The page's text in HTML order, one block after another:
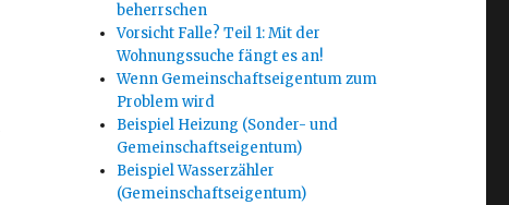
beherrschen
Vorsicht Falle? Teil 1: Mit der
Wohnungssuche fängt es an!
Wenn Gemeinschaftseigentum zum
Problem wird
Beispiel Heizung (Sonder- und
Gemeinschaftseigentum)
Beispiel Wasserzähler
(Gemeinschaftseigentum)